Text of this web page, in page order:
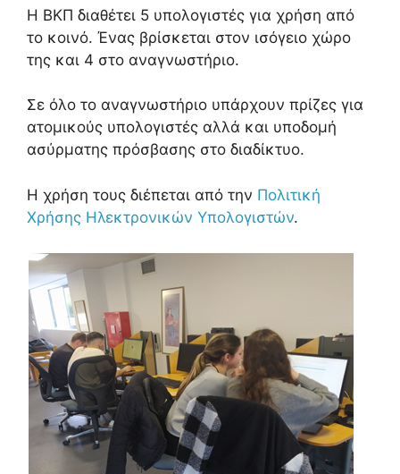
Η ΒΚΠ διαθέτει 5 υπολογιστές για χρήση από
το κοινό. Ένας βρίσκεται στον ισόγειο χώρο
της και 4 στο αναγνωστήριο.
Σε όλο το αναγνωστήριο υπάρχουν πρίζες για
ατομικούς υπολογιστές αλλά και υποδομή
ασύρματης πρόσβασης στο διαδίκτυο.
Η χρήση τους διέπεται από την Πολιτική
Χρήσης Ηλεκτρονικών Υπολογιστών.